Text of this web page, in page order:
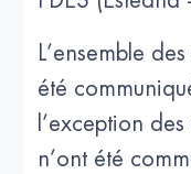
L’ensemble
été
l’exception
n’ont été